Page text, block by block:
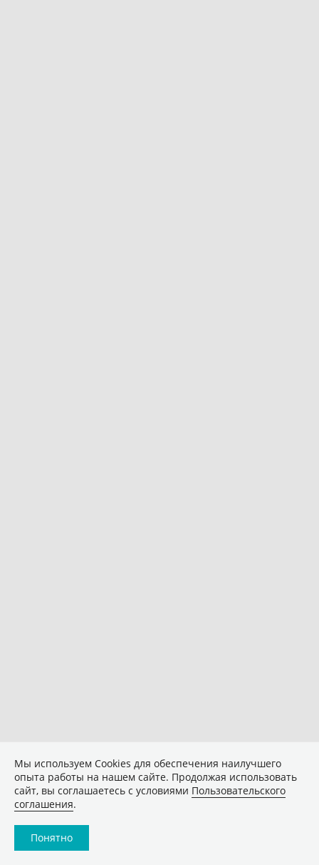
Мы используем Сookies для обеспечения наилучшего
опыта работы на нашем сайте. Продолжая использовать
сайт, вы соглашаетесь с условиями Пользовательского
соглашения.
Понятно